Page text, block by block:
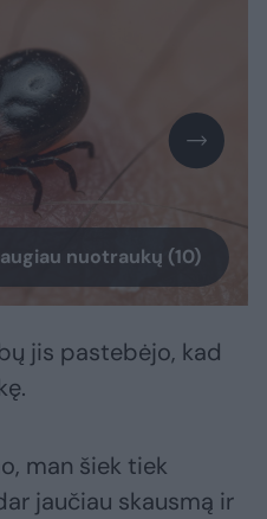
nuotraukų (10)
jis pastebėjo, kad
man šiek tiek
jaučiau skausmą ir